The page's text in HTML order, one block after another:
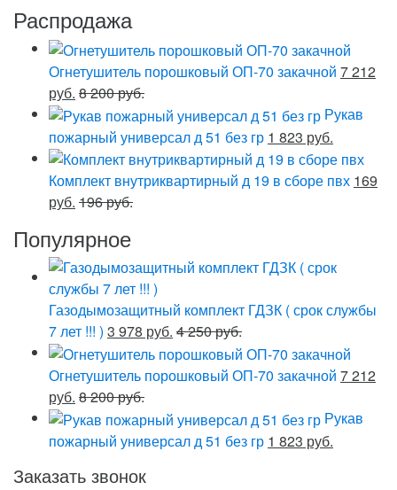
Распродажа
Огнетушитель порошковый ОП-70 закачной 7 212
руб. 8 200 руб.
Рукав
пожарный универсал д 51 без гр 1 823 руб.
Комплект внутриквартирный д 19 в сборе пвх 169
руб. 196 руб.
Популярное
Газодымозащитный комплект ГДЗК ( срок службы
7 лет !!! ) 3 978 руб. 4 250 руб.
Огнетушитель порошковый ОП-70 закачной 7 212
руб. 8 200 руб.
Рукав
пожарный универсал д 51 без гр 1 823 руб.
Заказать звонок